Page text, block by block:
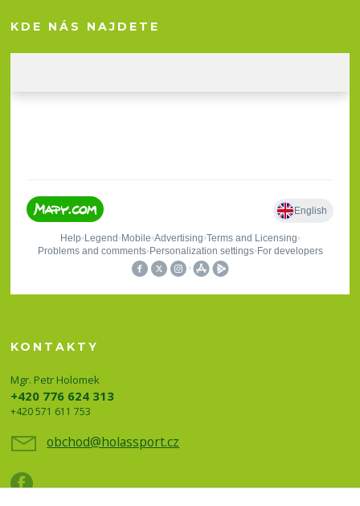
KDE NÁS NAJDETE
KONTAKTY
Mgr. Petr Holomek
+420 776 624 313
+420 571 611 753
obchod@holassport.cz